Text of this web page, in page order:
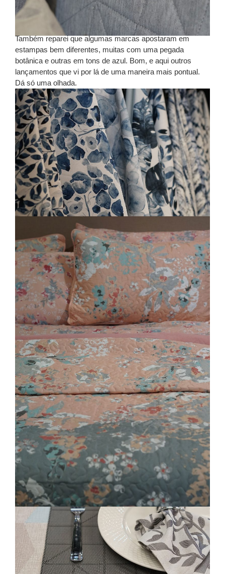
Também reparei que algumas marcas apostaram em
estampas bem diferentes, muitas com uma pegada
botânica e outras em tons de azul. Bom, e aqui outros
lançamentos que vi por lá de uma maneira mais pontual.
Dá só uma olhada.